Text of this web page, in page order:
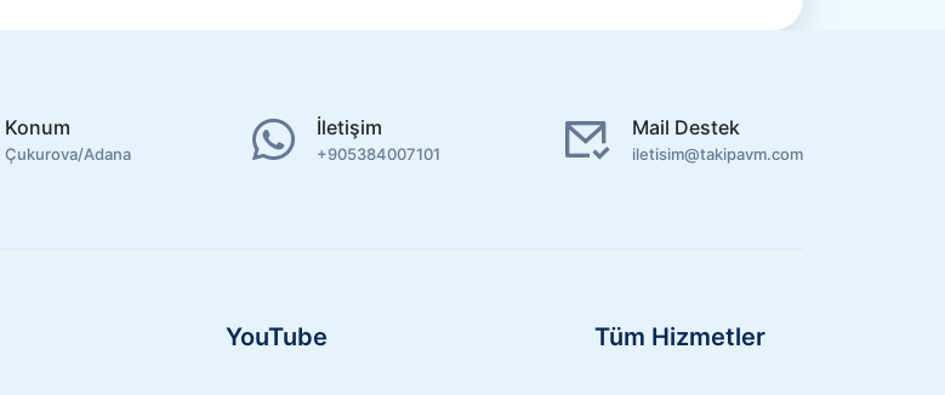
Konum
Çukurova/Adana
İletişim
+905384007101
Mail Destek
iletisim@takipavm.com
YouTube Tüm Hizmetler